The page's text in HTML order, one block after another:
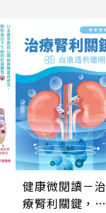
健康微閱讀－治
療腎利關鍵，血